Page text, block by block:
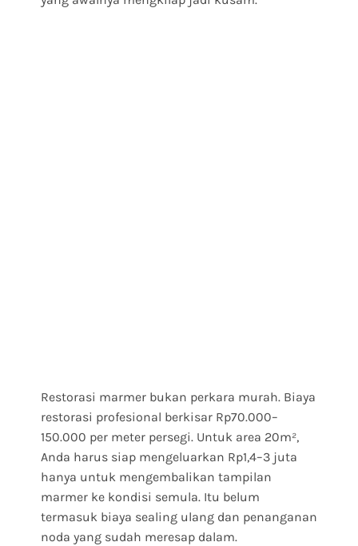
Restorasi marmer bukan perkara murah. Biaya
restorasi profesional berkisar Rp70.000–
150.000 per meter persegi. Untuk area 20m²,
Anda harus siap mengeluarkan Rp1,4–3 juta
hanya untuk mengembalikan tampilan
marmer ke kondisi semula. Itu belum
termasuk biaya sealing ulang dan penanganan
noda yang sudah meresap dalam.